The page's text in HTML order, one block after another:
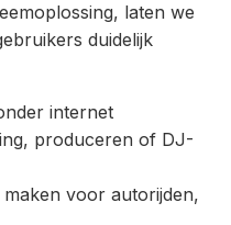
laten we
duidelijk
internet
produceren of DJ-
voor autorijden,